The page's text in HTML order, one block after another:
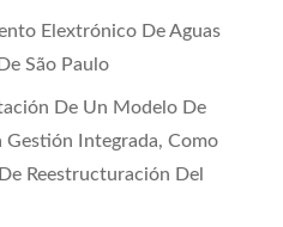
Elextrónico De Aguas
São Paulo
De Un Modelo De
Gestión Integrada, Como
Reestructuración Del